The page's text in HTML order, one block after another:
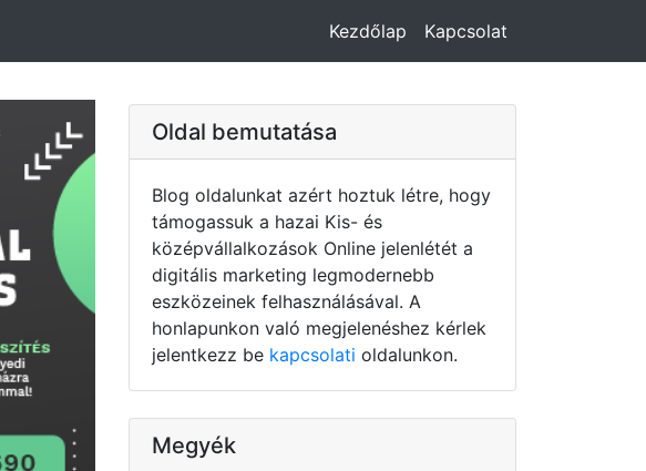
Kezdőlap Kapcsolat
Oldal bemutatása
Blog oldalunkat azért hoztuk létre, hogy
támogassuk a hazai Kis- és
középvállalkozások Online jelenlétét a
digitális marketing legmodernebb
eszközeinek felhasználásával. A
honlapunkon való megjelenéshez kérlek
jelentkezz be kapcsolati oldalunkon.
Megyék